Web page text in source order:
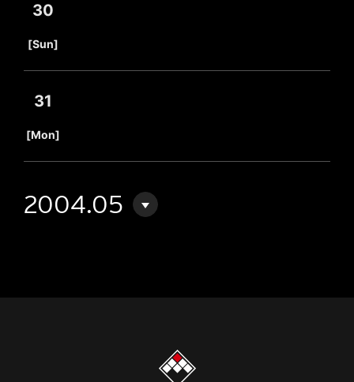
30
[Sun]
31
[Mon]
2004.05